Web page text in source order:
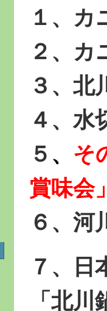
１、カ
２、カ
３、北
４、水
５ 、 そ
賞味会
６、河
７、日
「北